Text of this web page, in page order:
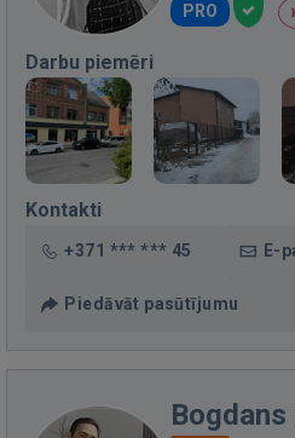
PRO
Darbu piemēri
Kontakti
+371 *** *** 45 E-
Piedāvāt pasūtījumu
Bogdans